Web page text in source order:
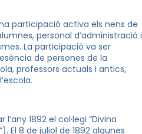
participació activa els nens de
personal d’administració i
La participació va ser
de persones de la
professors actuals i antics,
1892 el col·legi “Divina
El 8 de juliol de 1892 algunes